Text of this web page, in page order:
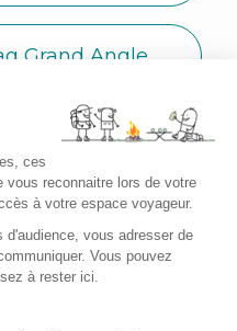
ces
vous reconnaitre lors de votre
à votre espace voyageur.
d'audience, vous adresser de
Vous pouvez
à rester ici.
Grand Angle